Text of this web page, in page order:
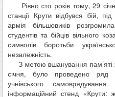
Рівно сто років тому, 29
станції Крути відбувся бій,
армія більшовиків
студентів та бійців вільного
символів боротьби
незалежність.
З метою вшанування пам’яті
січня, було проведено
учнівського
інформаційний стенд «Крути: